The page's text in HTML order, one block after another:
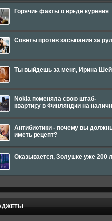
Горячие факты о вреде курения
Советы против засыпания за
Ты выйдешь за меня, Ирина
Nokia поменяла свою штаб-
квартиру в Финляндии на
Антибиотики - почему вы
иметь рецепт?
Оказывается, Золушке уже 200